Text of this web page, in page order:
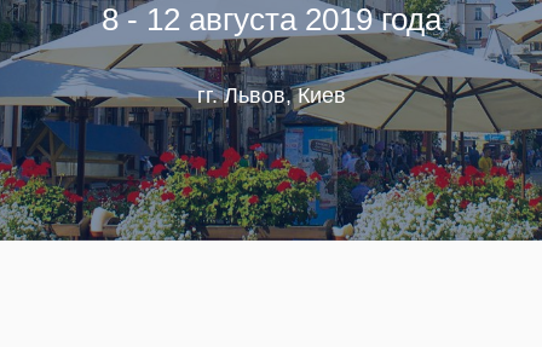
8 - 12 августа 2019 года
гг. Львов, Киев